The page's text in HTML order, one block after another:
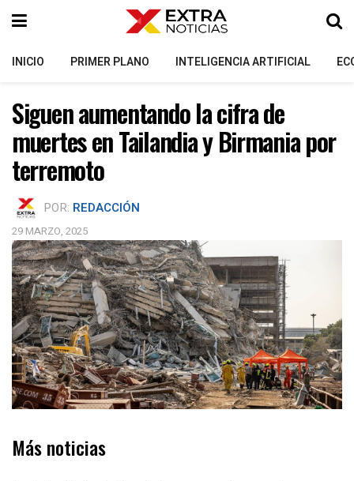
INICIO PRIMER PLANO INTELIGENCIA ARTIFICIAL
Siguen aumentando la cifra de
muertes en Tailandia y Birmania por
terremoto
POR: REDACCIÓN
29 MARZO, 2025
Más noticias